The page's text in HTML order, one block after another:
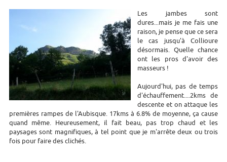
Les jambes sont
dures...mais je me fais une
raison, je pense que ce sera
le cas jusqu'à Collioure
désormais. Quelle chance
ont les pros d'avoir des
masseurs !
Aujourd'hui, pas de temps
d'échauffement....2kms de
descente et on attaque les
premières rampes de l'Aubisque. 17kms à 6.8% de moyenne, ça cause
quand même. Heureusement, il fait beau, pas trop chaud et les
paysages sont magnifiques, à tel point que je m'arrête deux ou trois
fois pour faire des clichés.